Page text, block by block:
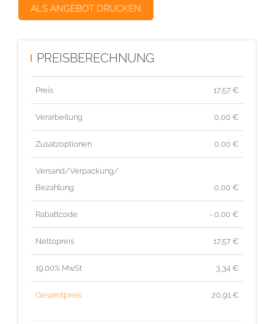
ALS ANGEBOT DRUCKEN
PREISBERECHNUNG
Preis 17,57 €
Verarbeitung 0,00 €
Zusatzoptionen 0,00 €
Versand/Verpackung/
Bezahlung
0,00 €
Rabattcode - 0,00 €
Nettopreis 17,57 €
19.00% MwSt 3,34 €
Gesamtpreis 20,91 €